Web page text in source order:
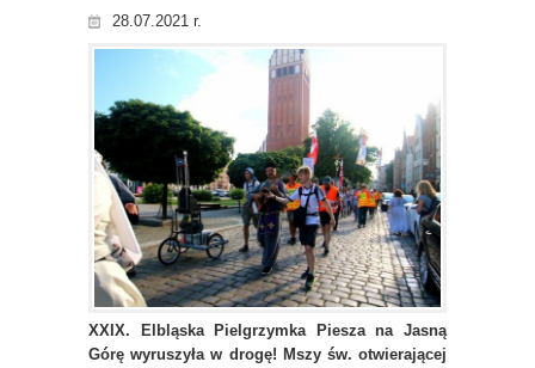
28.07.2021 r.
XXIX. Elbląska Pielgrzymka Piesza na Jasną
Górę wyruszyła w drogę! Mszy św. otwierającej